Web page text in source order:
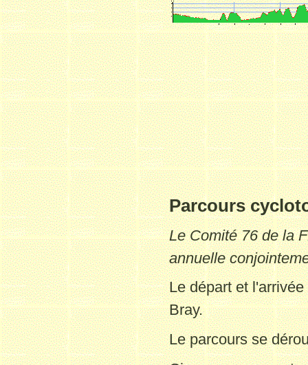
Parcours
Le Comité 76 de la
annuelle
Le départ et
Bray.
Le parcours se